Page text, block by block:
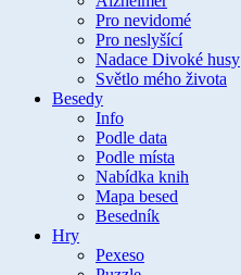
Pro nevidomé
Pro neslyšící
Nadace Divoké husy
Světlo mého života
Besedy
Info
Podle data
Podle místa
Nabídka knih
Mapa besed
Besedník
Hry
Pexeso